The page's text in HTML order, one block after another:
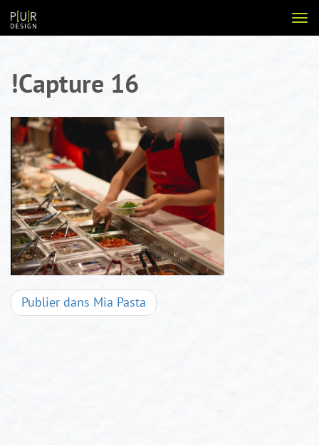
contenu
!Capture 16
Navigation
Publier dans Mia Pasta
Voir